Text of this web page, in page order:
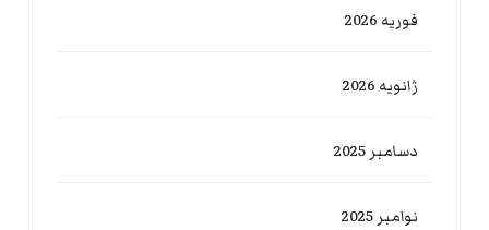
فوریه 2026
ژانویه 2026
دسامبر 2025
نوامبر 2025